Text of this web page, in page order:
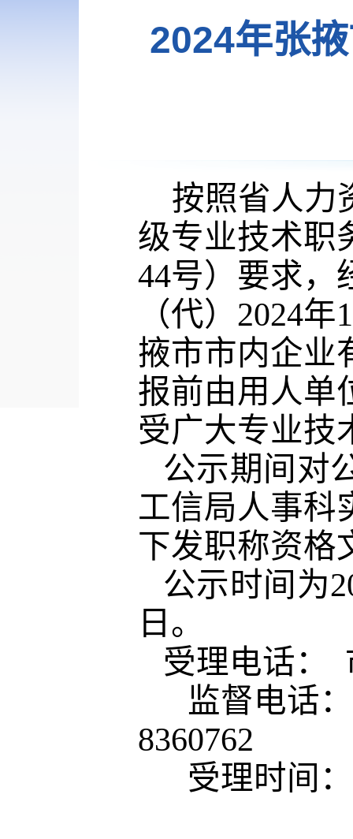
2024年张
按照省人力
级专业技术职
44号）要求，
（代）2024年
掖市市内企业
报前由用人单
受广大专业技
公示期间对
工信局人事科
下发职称资格
公示时间 为
日。
受理电话：
监督电话：
受理时间